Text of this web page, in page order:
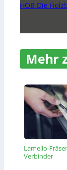
HOB Die
Mehr
Lamello-
Verbinder